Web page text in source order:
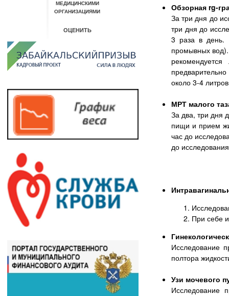
Обзорная rg-
За три дня до
три дня до
3 раза в день.
промывных
около 3-4
МРТ малого
За два, три дня
пищи и прием
час до
до
При себе
Исследование
полтора
Узи мочевого
Исследование